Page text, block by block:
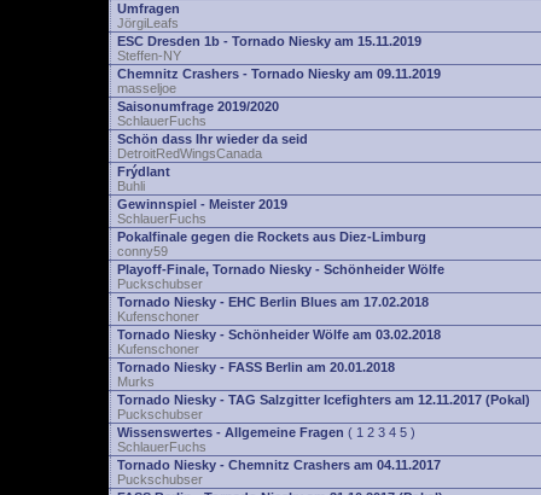
Umfragen
JörgiLeafs
ESC Dresden 1b - Tornado Niesky am 15.11.2019
Steffen-NY
Chemnitz Crashers - Tornado Niesky am 09.11.2019
masseljoe
Saisonumfrage 2019/2020
SchlauerFuchs
Schön dass Ihr wieder da seid
DetroitRedWingsCanada
Frýdlant
Buhli
Gewinnspiel - Meister 2019
SchlauerFuchs
Pokalfinale gegen die Rockets aus Diez-Limburg
conny59
Playoff-Finale, Tornado Niesky - Schönheider Wölfe
Puckschubser
Tornado Niesky - EHC Berlin Blues am 17.02.2018
Kufenschoner
Tornado Niesky - Schönheider Wölfe am 03.02.2018
Kufenschoner
Tornado Niesky - FASS Berlin am 20.01.2018
Murks
Tornado Niesky - TAG Salzgitter Icefighters am 12.11.2017 (Pokal)
Puckschubser
Wissenswertes - Allgemeine Fragen ( 1 2 3 4 5 )
SchlauerFuchs
Tornado Niesky - Chemnitz Crashers am 04.11.2017
Puckschubser